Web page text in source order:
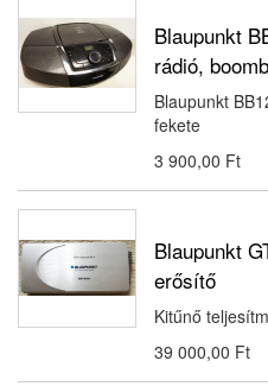
Blaupunkt
rádió,
Blaupunkt
fekete
3 900,00 Ft‎
Blaupunkt
erősítő
Kitűnő
39 000,00 Ft‎